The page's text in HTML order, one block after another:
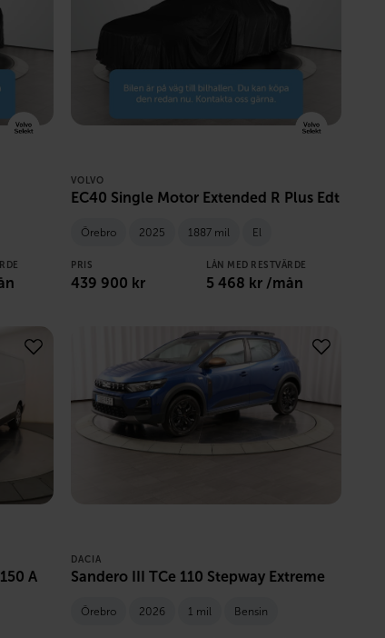
VOLVO
EC40 Single Motor Extended R Plus Edt
Örebro 2025 1887 mil El
PRIS
439 900 kr
LÅN MED RESTVÄRDE
5 468 kr /mån
A
DACIA
Sandero III TCe 110 Stepway Extreme
Örebro 2026 1 mil Bensin